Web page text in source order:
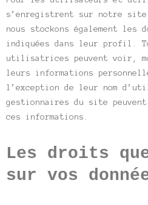
s’enregistrent sur notre
nous stockons également les
indiquées dans leur profil.
utilisatrices peuvent voir,
leurs informations
l’exception de leur nom
gestionnaires du site
ces informations.
Les droits
sur vos